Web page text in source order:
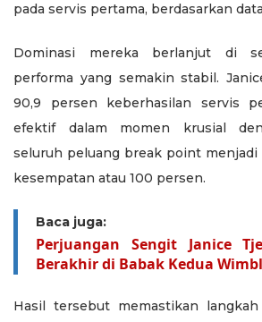
pada servis pertama, berdasarkan
Dominasi mereka berlanjut di
performa yang semakin stabil.
90,9 persen keberhasilan servis
efektif dalam momen krusial
seluruh peluang break point menjadi
kesempatan atau 100 persen.
Baca juga:
Perjuangan Sengit Janice
Berakhir di Babak Kedua
Hasil tersebut memastikan